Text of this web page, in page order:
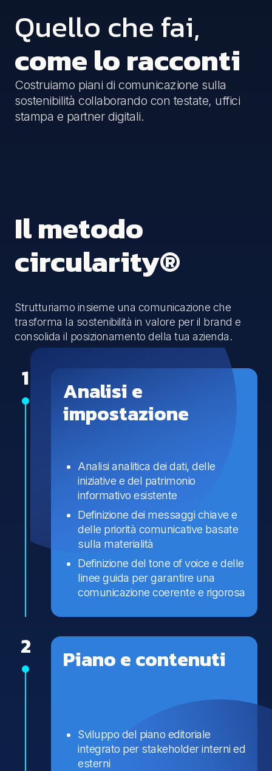
Quello che fai,
come lo racconti
Costruiamo piani di comunicazione sulla
sostenibilità collaborando con testate, uffici
stampa e partner digitali.
Il metodo
circularity®
Strutturiamo insieme una comunicazione che
trasforma la sostenibilità in valore per il brand e
consolida il posizionamento della tua azienda.
1 Analisi e
impostazione
Analisi analitica dei dati, delle
iniziative e del patrimonio
informativo esistente
Definizione dei messaggi chiave e
delle priorità comunicative basate
sulla materialità
Definizione del tone of voice e delle
linee guida per garantire una
comunicazione coerente e rigorosa
2 Piano e contenuti
Sviluppo del piano editoriale
integrato per stakeholder interni ed
esterni